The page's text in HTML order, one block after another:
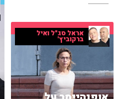
אראל סג"ל ואיל
ברקוביץ'